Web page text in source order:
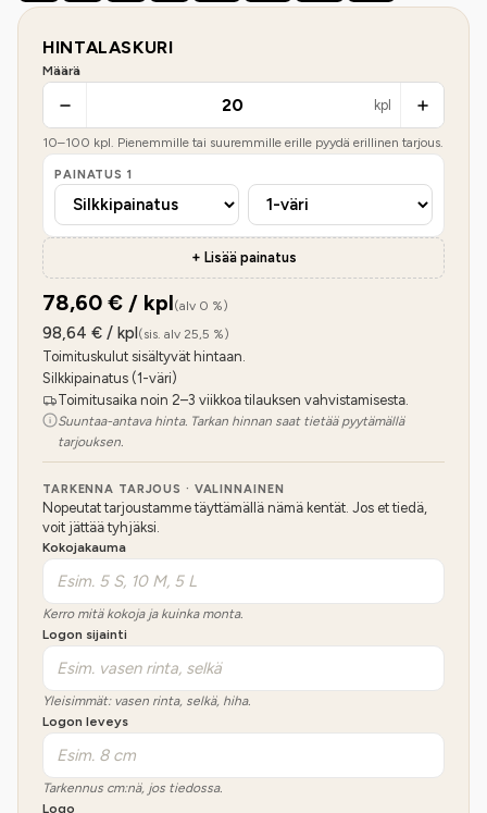
HINTALASKURI
Määrä
kpl
10–100 kpl. Pienemmille tai suuremmille erille pyydä erillinen tarjous.
PAINATUS 1
+ Lisää painatus
78,60 € / kpl(alv 0 %)
98,64 € / kpl(sis. alv 25,5 %)
Toimituskulut sisältyvät hintaan.
Silkkipainatus (1-väri)
Toimitusaika noin 2–3 viikkoa tilauksen vahvistamisesta.
Suuntaa-antava hinta. Tarkan hinnan saat tietää pyytämällä
tarjouksen.
TARKENNA TARJOUS · VALINNAINEN
Nopeutat tarjoustamme täyttämällä nämä kentät. Jos et tiedä,
voit jättää tyhjäksi.
Kokojakauma
Kerro mitä kokoja ja kuinka monta.
Logon sijainti
Yleisimmät: vasen rinta, selkä, hiha.
Logon leveys
Tarkennus cm:nä, jos tiedossa.
Logo